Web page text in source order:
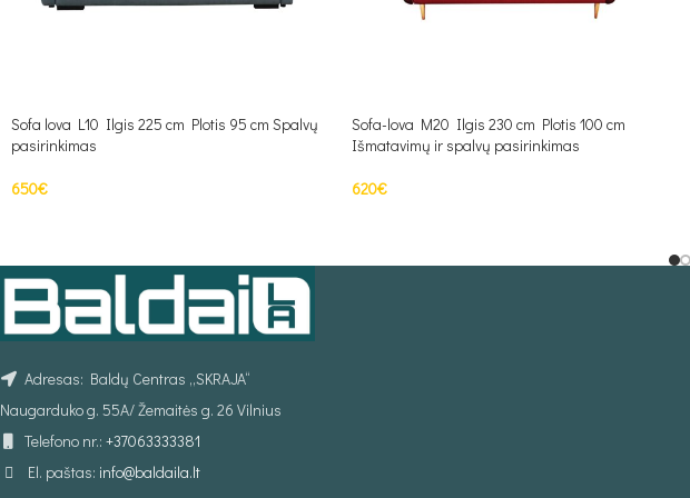
Sofa lova L10 Ilgis 225 cm Plotis 95 cm Spalvų
pasirinkimas
650€
Sofa-lova M20 Ilgis 230 cm Plotis 100 cm
Išmatavimų ir spalvų pasirinkimas
620€
Adresas: Baldų Centras „SKRAJA“
Naugarduko g. 55A/ Žemaitės g. 26 Vilnius
Telefono nr.: +37063333381
El. paštas: info@baldaila.lt